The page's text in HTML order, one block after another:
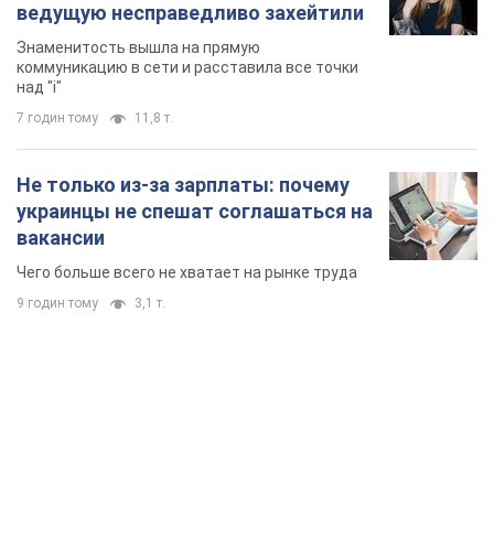
ведущую несправедливо захейтили
Знаменитость вышла на прямую
коммуникацию в сети и расставила все точки
над "i"
7 годин тому 11,8 т.
Не только из-за зарплаты: почему
украинцы не спешат соглашаться на
вакансии
Чего больше всего не хватает на рынке труда
9 годин тому 3,1 т.